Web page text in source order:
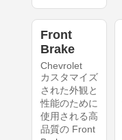
Front
Brake
Chevrolet
カスタマイズ
された外観と
性能のために
使用される高
品質の Front